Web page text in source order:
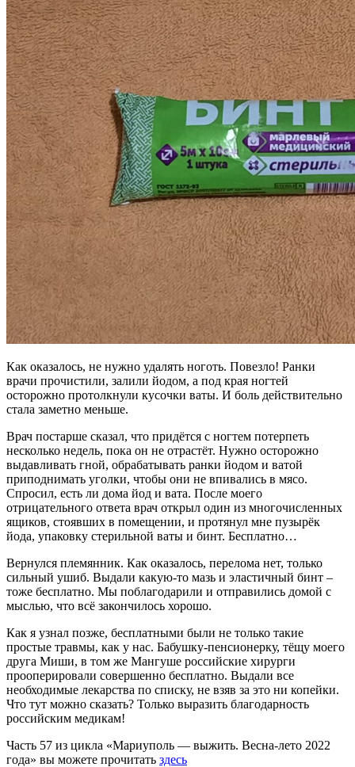
Как оказалось, не нужно удалять ноготь. Повезло! Ранки
врачи прочистили, залили йодом, а под края ногтей
осторожно протолкнули кусочки ваты. И боль действительно
стала заметно меньше.
Врач постарше сказал, что придётся с ногтем потерпеть
несколько недель, пока он не отрастёт. Нужно осторожно
выдавливать гной, обрабатывать ранки йодом и ватой
приподнимать уголки, чтобы они не впивались в мясо.
Спросил, есть ли дома йод и вата. После моего
отрицательного ответа врач открыл один из многочисленных
ящиков, стоявших в помещении, и протянул мне пузырёк
йода, упаковку стерильной ваты и бинт. Бесплатно…
Вернулся племянник. Как оказалось, перелома нет, только
сильный ушиб. Выдали какую-то мазь и эластичный бинт –
тоже бесплатно. Мы поблагодарили и отправились домой с
мыслью, что всё закончилось хорошо.
Как я узнал позже, бесплатными были не только такие
простые травмы, как у нас. Бабушку-пенсионерку, тёщу моего
друга Миши, в том же Мангуше российские хирурги
прооперировали совершенно бесплатно. Выдали все
необходимые лекарства по списку, не взяв за это ни копейки.
Что тут можно сказать? Только выразить благодарность
российским медикам!
Часть 57 из цикла «Мариуполь — выжить. Весна-лето 2022
года» вы можете прочитать здесь